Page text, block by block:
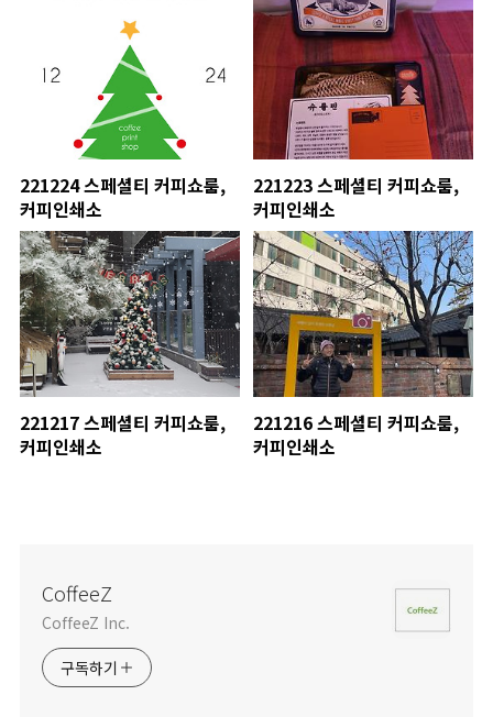
221224 스페셜티 커피쇼룸,
커피인쇄소
221223 스페셜티 커피쇼룸,
커피인쇄소
221217 스페셜티 커피쇼룸,
커피인쇄소
221216 스페셜티 커피쇼룸,
커피인쇄소
CoffeeZ
CoffeeZ Inc.
구독하기